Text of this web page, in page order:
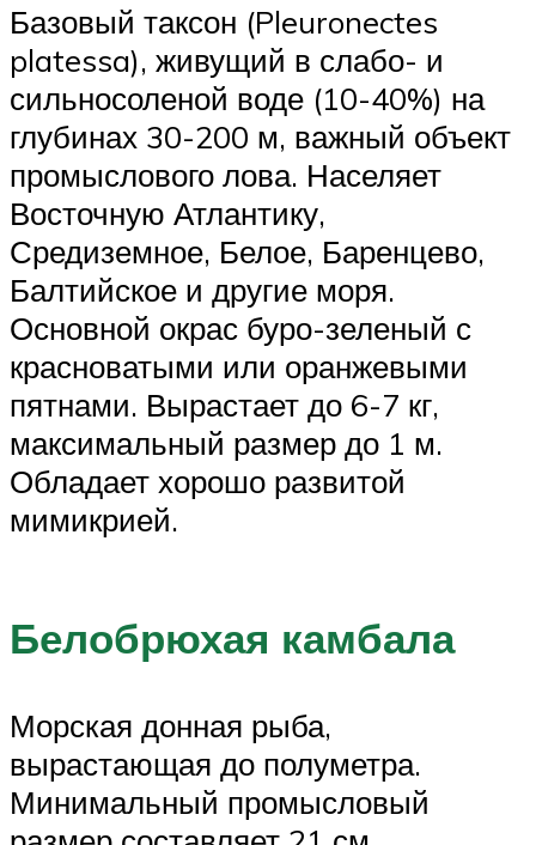
Базовый таксон (Pleuronectes
platessa), живущий в слабо- и
сильносоленой воде (10-40%) на
глубинах 30-200 м, важный объект
промыслового лова. Населяет
Восточную Атлантику,
Средиземное, Белое, Баренцево,
Балтийское и другие моря.
Основной окрас буро-зеленый с
красноватыми или оранжевыми
пятнами. Вырастает до 6-7 кг,
максимальный размер до 1 м.
Обладает хорошо развитой
мимикрией.
Белобрюхая камбала
Морская донная рыба,
вырастающая до полуметра.
Минимальный промысловый